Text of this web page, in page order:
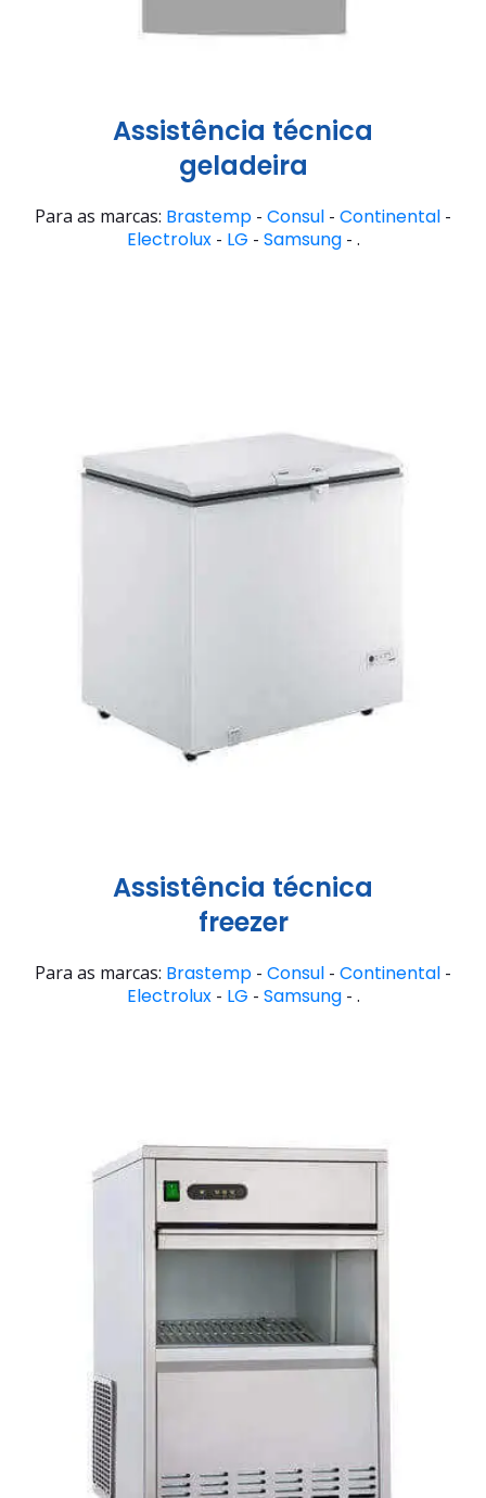
Assistência técnica
geladeira
Para as marcas: Brastemp - Consul - Continental -
Electrolux- LG - Samsung- .
Assistência técnica
freezer
Para as marcas: Brastemp - Consul - Continental -
Electrolux- LG - Samsung- .